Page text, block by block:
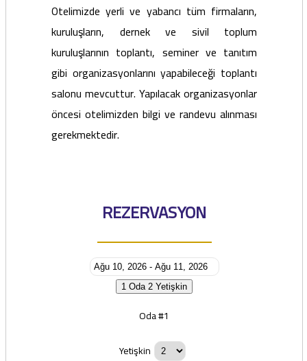
Otelimizde yerli ve yabancı tüm firmaların,
kuruluşların, dernek ve sivil toplum
kuruluşlarının toplantı, seminer ve tanıtım
gibi organizasyonlarını yapabileceği toplantı
salonu mevcuttur. Yapılacak organizasyonlar
öncesi otelimizden bilgi ve randevu alınması
gerekmektedir.
REZERVASYON
1 Oda 2 Yetişkin
Oda #1
Yetişkin